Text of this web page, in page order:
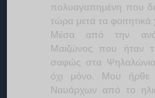
πολυαγαπημένη που
τώρα μετά τα φοιτητικά
Μέσα από την
Μαιζώνος που ήταν
σαφώς στα Ψηλαλώνια
όχι μόνο. Μου ήρθε
Ναυάρχων από το